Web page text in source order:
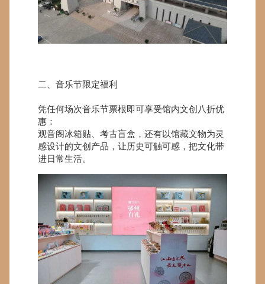
二、音乐节限定福利
凭任何场次音乐节票根即可享受馆内文创八折优
惠：
观音阁冰箱贴、考古盲盒，还有以馆藏文物为灵
感设计的文创产品，让历史可触可感，把文化带
进日常生活。